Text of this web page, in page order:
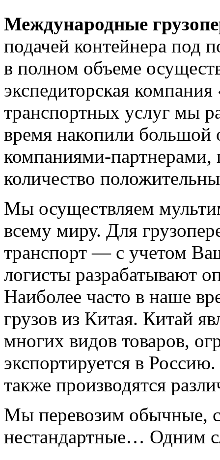
Международные
подачей контейнера под
в полном объеме
экспедиторская
транспортных услуг мы
время накопили большой
компаниями-партнерами,
количество
Мы осуществляем
всему миру. Для
транспорт — с учетом
логисты разрабатывают
Наиболее часто в наше
грузов из Китая. Китай
многих видов товаров,
экспортируется в
также производятся
Мы перевозим обычные,
нестандартные… Одним